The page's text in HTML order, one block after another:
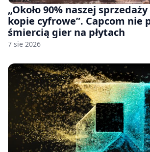
„Około 90% naszej
kopie cyfrowe”. Capcom nie
śmiercią gier na płytach
7 sie 2026